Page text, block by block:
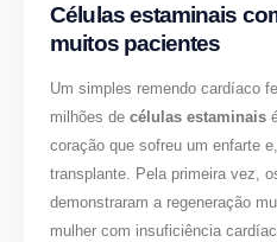
Células estaminais
muitos pacientes
Um simples remendo cardíaco
milhões decélulas estaminais
coração que sofreu um enfarte
transplante. Pela primeira vez,
demonstraram a regeneração
mulher com insuficiência